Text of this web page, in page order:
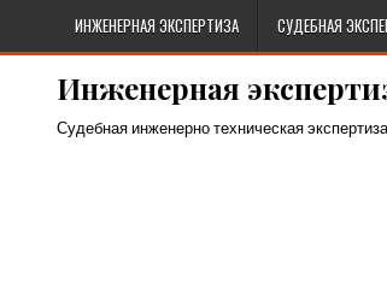
ИНЖЕНЕРНАЯ ЭКСПЕРТИЗА СУДЕБНАЯ
Инженерная
Судебная инженерно техническая экспертиза